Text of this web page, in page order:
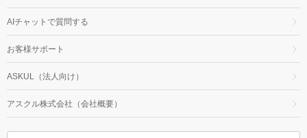
AIチャットで質問する
お客様サポート
ASKUL（法人向け）
アスクル株式会社（会社概要）